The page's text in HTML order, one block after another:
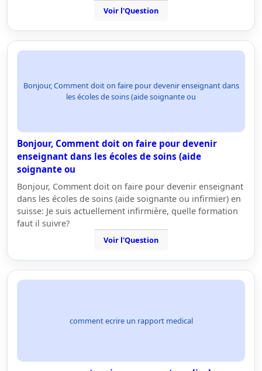
Voir l'Question
Bonjour, Comment doit on faire pour devenir enseignant dans
les écoles de soins (aide soignante ou
Bonjour, Comment doit on faire pour devenir
enseignant dans les écoles de soins (aide
soignante ou
Bonjour, Comment doit on faire pour devenir enseignant
dans les écoles de soins (aide soignante ou infirmier) en
suisse: Je suis actuellement infirmière, quelle formation
faut il suivre?
Voir l'Question
comment ecrire un rapport medical